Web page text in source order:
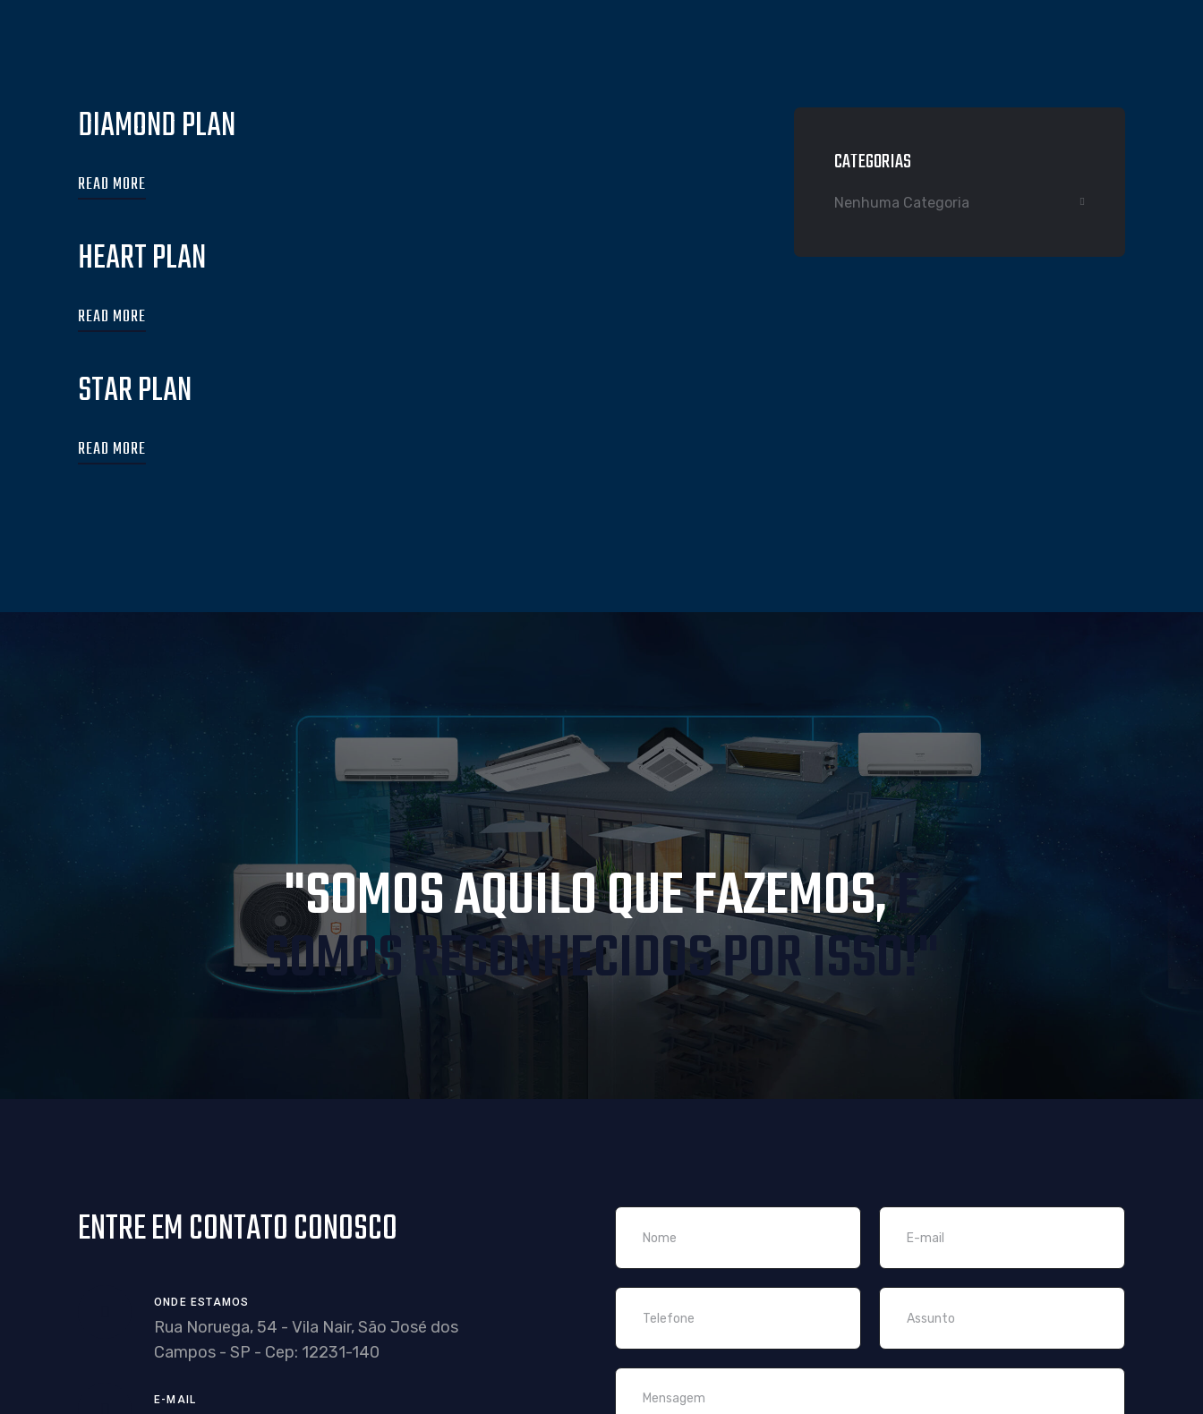
DIAMOND PLAN
READ MORE
HEART PLAN
READ MORE
STAR PLAN
READ MORE
CATEGORIAS
Nenhuma Categoria
"SOMOS AQUILO QUE FAZEMOS,E
SOMOS RECONHECIDOS POR ISSO!"
ENTRE EM CONTATO CONOSCO
ONDE ESTAMOS
Rua Noruega, 54 - Vila Nair, São José dos
Campos - SP - Cep: 12231-140
E-MAIL